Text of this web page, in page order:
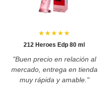
★★★★★
212 Heroes Edp 80 ml
"Buen precio en relación al
mercado, entrega en tienda
muy rápida y amable."